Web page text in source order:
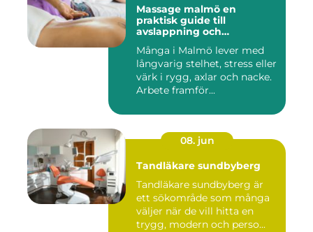
Massage malmö en
praktisk guide till
avslappning och
Många i Malmö lever med
långvarig stelhet, stress eller
värk i rygg, axlar och nacke.
Arbete framför...
08. jun
Tandläkare sundbyberg
Tandläkare sundbyberg är
ett sökområde som många
väljer när de vill hitta en
trygg, modern och perso...